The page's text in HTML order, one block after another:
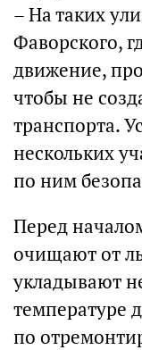
– На таких
Фаворского,
движение,
чтобы не
транспорта.
нескольких
по ним
Перед
очищают от
укладывают
температуре
по